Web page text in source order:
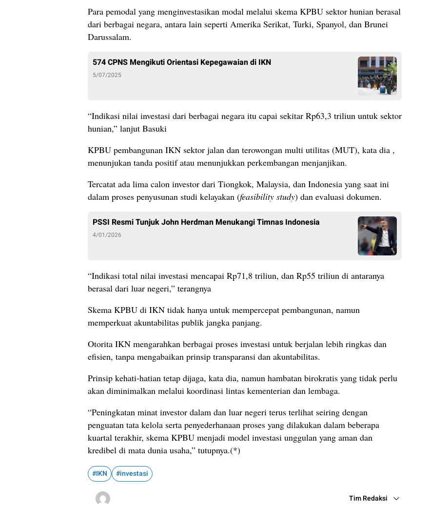
Para pemodal yang menginvestasikan modal melalui skema KPBU sektor hunian berasal
dari berbagai negara, antara lain seperti Amerika Serikat, Turki, Spanyol, dan Brunei
Darussalam.
574 CPNS Mengikuti Orientasi Kepegawaian di IKN
5/07/2025
“Indikasi nilai investasi dari berbagai negara itu capai sekitar Rp63,3 triliun untuk sektor
hunian,” lanjut Basuki
KPBU pembangunan IKN sektor jalan dan terowongan multi utilitas (MUT), kata dia ,
menunjukan tanda positif atau menunjukkan perkembangan menjanjikan.
Tercatat ada lima calon investor dari Tiongkok, Malaysia, dan Indonesia yang saat ini
dalam proses penyusunan studi kelayakan (feasibility study) dan evaluasi dokumen.
PSSI Resmi Tunjuk John Herdman Menukangi Timnas Indonesia
4/01/2026
“Indikasi total nilai investasi mencapai Rp71,8 triliun, dan Rp55 triliun di antaranya
berasal dari luar negeri,” terangnya
Skema KPBU di IKN tidak hanya untuk mempercepat pembangunan, namun
memperkuat akuntabilitas publik jangka panjang.
Otorita IKN mengarahkan berbagai proses investasi untuk berjalan lebih ringkas dan
efisien, tanpa mengabaikan prinsip transparansi dan akuntabilitas.
Prinsip kehati-hatian tetap dijaga, kata dia, namun hambatan birokratis yang tidak perlu
akan diminimalkan melalui koordinasi lintas kementerian dan lembaga.
“Peningkatan minat investor dalam dan luar negeri terus terlihat seiring dengan
penguatan tata kelola serta penyederhanaan proses yang dilakukan dalam beberapa
kuartal terakhir, skema KPBU menjadi model investasi unggulan yang aman dan
kredibel di mata dunia usaha,” tutupnya.(*)
#IKN #investasi
Tim Redaksi